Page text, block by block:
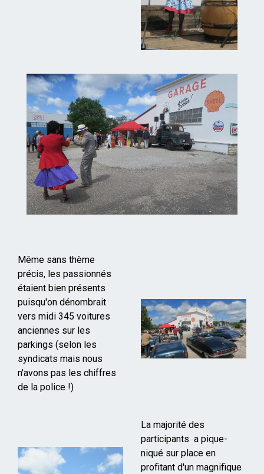
Même sans thème
précis, les passionnés
étaient bien présents
puisqu'on dénombrait
vers midi 345 voitures
anciennes sur les
parkings (selon les
syndicats mais nous
n'avons pas les chiffres
de la police !)
La majorité des
participants a pique-
niqué sur place en
profitant d'un magnifique